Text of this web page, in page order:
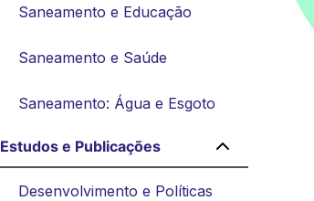
Saneamento e Educação
Saneamento e Saúde
Saneamento: Água e Esgoto
Estudos e Publicações
Desenvolvimento e Políticas